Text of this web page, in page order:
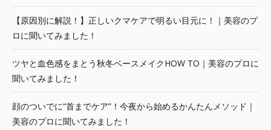
【原因別に解説！】正しいクマケアで明るい目元に！｜美容のプ
ロに聞いてみました！
ツヤと血色感をまとう秋冬ベースメイクHOW TO｜美容のプロに
聞いてみました！
顔のついでに“首までケア”！今夜から始めるかんたんメソッド｜
美容のプロに聞いてみました！